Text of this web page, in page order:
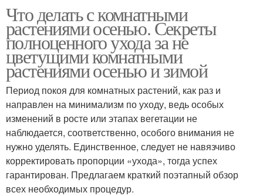
Что делать с комнатными
растениями осенью. Секреты
полноценного ухода за не
цветущими комнатными
растениями осенью и зимой
Период покоя для комнатных растений, как раз и
направлен на минимализм по уходу, ведь особых
изменений в росте или этапах вегетации не
наблюдается, соответственно, особого внимания не
нужно уделять. Единственное, следует не навязчиво
корректировать пропорции «ухода», тогда успех
гарантирован. Предлагаем краткий поэтапный обзор
всех необходимых процедур.